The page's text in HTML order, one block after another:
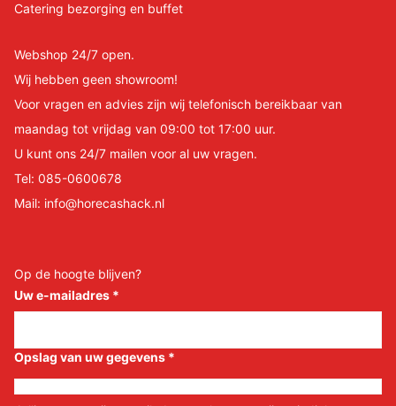
Catering bezorging en buffet
Webshop 24/7 open.
Wij hebben geen showroom!
Voor vragen en advies zijn wij telefonisch bereikbaar van
maandag tot vrijdag van 09:00 tot 17:00 uur.
U kunt ons 24/7 mailen voor al uw vragen.
Tel: 085-0600678
Mail: info@horecashack.nl
Op de hoogte blijven?
Uw e-mailadres *
Opslag van uw gegevens *